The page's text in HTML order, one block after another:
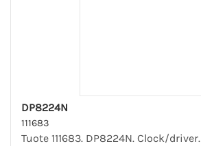
DP8224N
111683
Tuote 111683. DP8224N. Clock/driver.